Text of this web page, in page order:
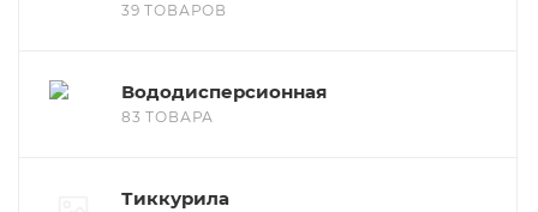
39 ТОВАРОВ
Вододисперсионная
83 ТОВАРА
Тиккурила